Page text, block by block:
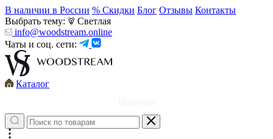
В наличии в России % Скидки Блог Отзывы Контакты
Выбрать тему:
Светлая
info@woodstream.online
Чаты и соц. сети:
Каталог